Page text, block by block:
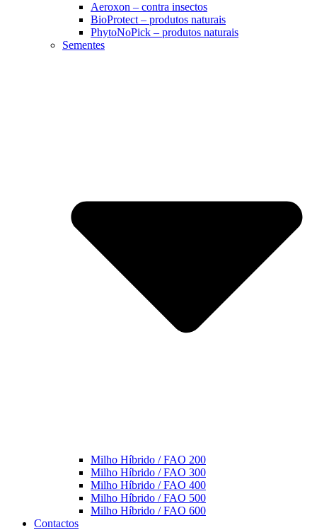
Aeroxon – contra insectos
BioProtect – produtos naturais
PhytoNoPick – produtos naturais
Sementes
Milho Híbrido / FAO 200
Milho Híbrido / FAO 300
Milho Híbrido / FAO 400
Milho Híbrido / FAO 500
Milho Híbrido / FAO 600
Contactos